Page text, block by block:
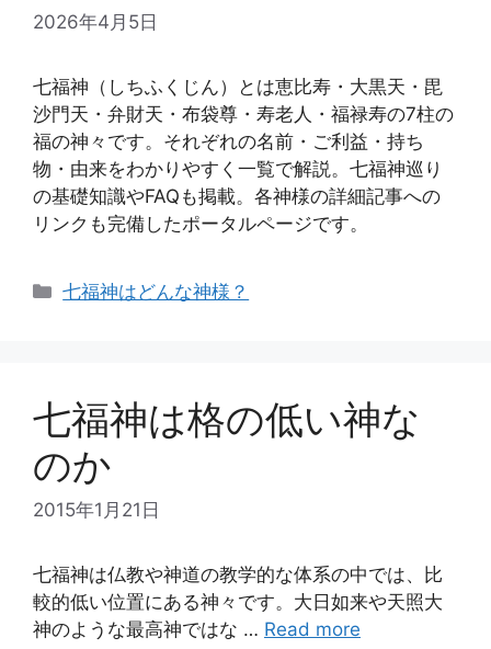
2026年4月5日
七福神（しちふくじん）とは恵比寿・大黒天・毘
沙門天・弁財天・布袋尊・寿老人・福禄寿の7柱の
福の神々です。それぞれの名前・ご利益・持ち
物・由来をわかりやすく一覧で解説。七福神巡り
の基礎知識やFAQも掲載。各神様の詳細記事への
リンクも完備したポータルページです。
カ
ー
七福神はどんな神様？
七福神は格の低い神な
のか
2015年1月21日
七福神は仏教や神道の教学的な体系の中では、比
較的低い位置にある神々です。大日如来や天照大
神のような最高神ではな … Read more